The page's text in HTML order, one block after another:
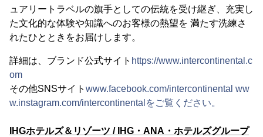
ュアリートラベルの旗手としての伝統を受け継ぎ、充実し
た文化的な体験や知識へのお客様の熱望を 満たす洗練さ
れたひとときをお届けします。
詳細は、ブランド公式サイト https://www.intercontinental.c
om
その他SNSサイト www.facebook.com/intercontinental ww
w.instagram.com/intercontinentalをご覧ください。
IHGホテルズ＆リゾーツ / IHG・ANA・ホテルズグループ